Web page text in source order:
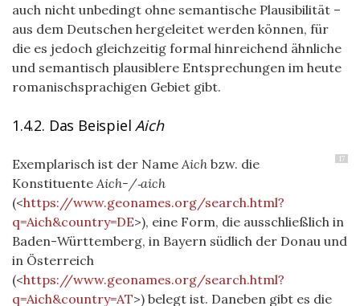
auch nicht unbedingt ohne semantische Plausibilität –
aus dem Deutschen hergeleitet werden können, für
die es jedoch gleichzeitig formal hinreichend ähnliche
und semantisch plausiblere Entsprechungen im heute
romanischsprachigen Gebiet gibt.
1.4.2. Das BeispielAich
17
Exemplarisch ist der NameAich bzw. die
KonstituenteAich-/‑aich
(<https://www.geonames.org/search.html?
q=Aich&country=DE>), eine Form, die ausschließlich in
Baden-Württemberg, in Bayern südlich der Donau und
in Österreich
(<https://www.geonames.org/search.html?
q=Aich&country=AT>) belegt ist. Daneben gibt es die